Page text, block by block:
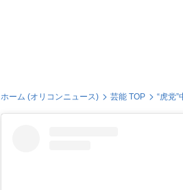
ホーム (オリコンニュース) 芸能 TOP “虎党